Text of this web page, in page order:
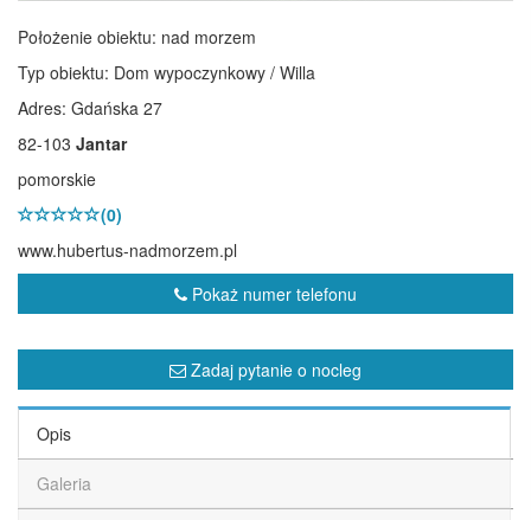
Położenie obiektu: nad morzem
Typ obiektu: Dom wypoczynkowy / Willa
Adres: Gdańska 27
82-103 Jantar
pomorskie
(0)
www.hubertus-nadmorzem.pl
Pokaż numer telefonu
Zadaj pytanie o nocleg
Opis
Galeria